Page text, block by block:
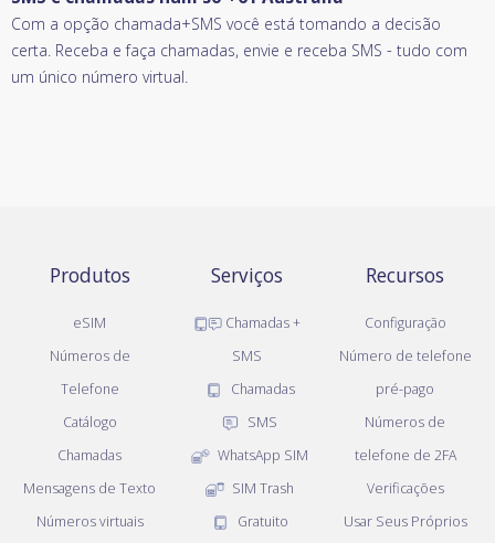
Com a opção chamada+SMS você está tomando a decisão
certa. Receba e faça chamadas, envie e receba SMS - tudo com
um único número virtual.
Produtos
eSIM
Números de
Telefone
Catálogo
Chamadas
Mensagens de Texto
Números virtuais
Serviços
Chamadas +
SMS
Chamadas
SMS
WhatsApp SIM
SIM Trash
Gratuito
Recursos
Configuração
Número de telefone
pré-pago
Números de
telefone de 2FA
Verificações
Usar Seus Próprios